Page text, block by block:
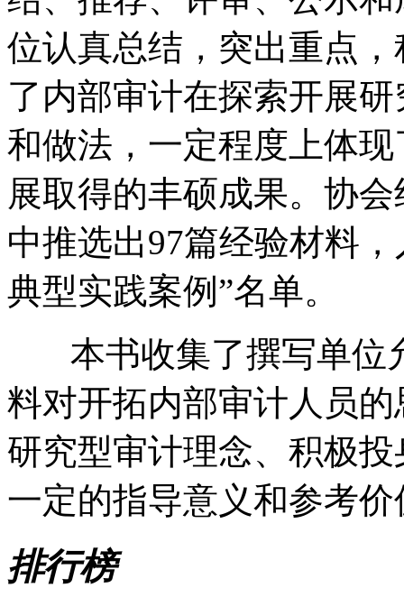
位认真总结，突出重点
了内部审计在探索开展
和做法，一定程度上体
展取得的丰硕成果。协
中推选出97篇经验材料
典型实践案例”名单。
本书收集了撰写单位
料对开拓内部审计人员
研究型审计理念、积极
一定的指导意义和参考价
排行榜